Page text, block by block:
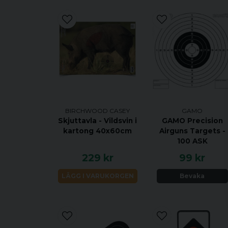
BIRCHWOOD CASEY
Skjuttavla - Vildsvin i
kartong 40x60cm
229 kr
LÄGG I VARUKORGEN
GAMO
GAMO Precision
Airguns Targets -
100 ASK
99 kr
Bevaka